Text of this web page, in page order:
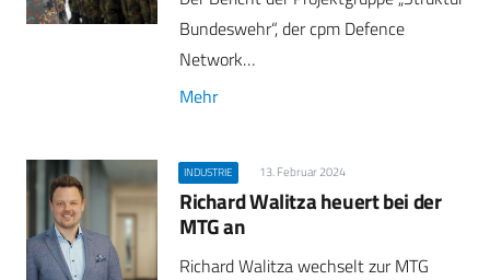
Bundeswehr“, der cpm Defence
Network…
Mehr
INDUSTRIE 13. Februar 2024
Richard Walitza heuert bei der
MTG an
Richard Walitza wechselt zur MTG